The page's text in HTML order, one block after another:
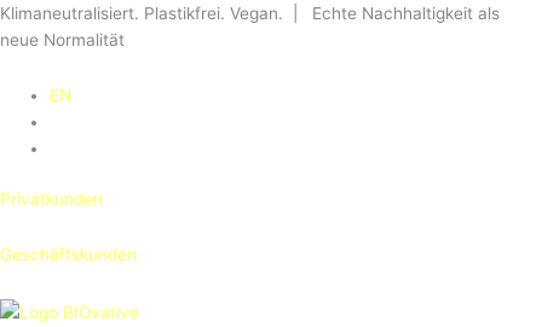
Zum
Inhalt
Klimaneutralisiert. Plastikfrei. Vegan. | Echte Nachhaltigkeit als
neue Normalität
EN
Privatkunden
Geschäftskunden